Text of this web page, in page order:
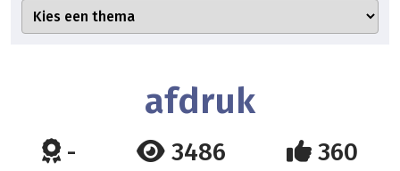
afdruk
- 3486 360